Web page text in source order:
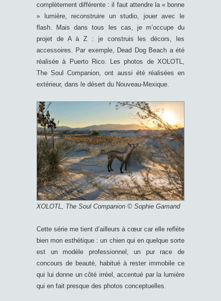
complètement différente : il faut attendre la « bonne
» lumière, reconstruire un studio, jouer avec le
flash. Mais dans tous les cas, je m’occupe du
projet de A à Z : je construis les décors, les
accessoires. Par exemple, Dead Dog Beach a été
réalisée à Puerto Rico. Les photos de XOLOTL,
The Soul Companion, ont aussi été réalisées en
extérieur, dans le désert du Nouveau-Mexique.
XOLOTL, The Soul Companion © Sophie Gamand
Cette série me tient d’ailleurs à cœur car elle reflète
bien mon esthétique : un chien qui en quelque sorte
est un modèle professionnel, un pur race de
concours de beauté, habitué à rester immobile ce
qui lui donne un côté irréel, accentué par la lumière
qui en fait presque des photos conceptuelles.